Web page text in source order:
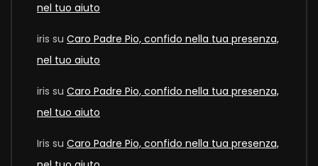
nel tuo aiuto
iris su Caro Padre Pio, confido nella tua presenza,
nel tuo aiuto
iris su Caro Padre Pio, confido nella tua presenza,
nel tuo aiuto
Iris su Caro Padre Pio, confido nella tua presenza,